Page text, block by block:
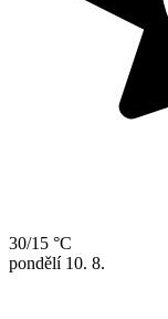
30/15 °C
pondělí 10. 8.